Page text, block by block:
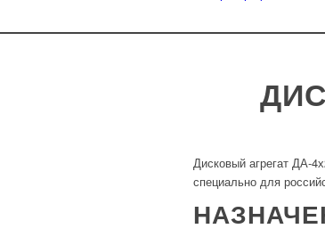
Дисковый агрегат ДА-
специально для